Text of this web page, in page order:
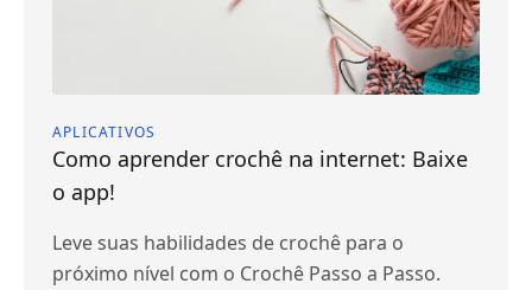
APLICATIVOS
Como aprender crochê na internet: Baixe
o app!
Leve suas habilidades de crochê para o
próximo nível com o Crochê Passo a Passo.